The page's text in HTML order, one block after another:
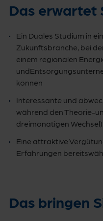
Das erwartet
Ein Duales Studium in
Zukunftsbranche, bei
einem regionalen
können
Interessante und
während den Theorie-
dreimonatigen Wechsel)
Eine attraktive
Erfahrungen
Das bringen